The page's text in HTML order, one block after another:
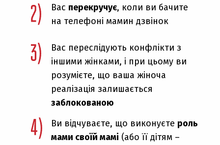
Ви відчуваєте, що виконуєте роль
мами своїй мамі (або її дітям –
Вас перекручує, коли ви бачите
на телефоні мамин дзвінок
Вас переслідують конфлікти з
іншими жінками, і при цьому ви
розумієте, що ваша жіноча
реалізація залишається
заблокованою